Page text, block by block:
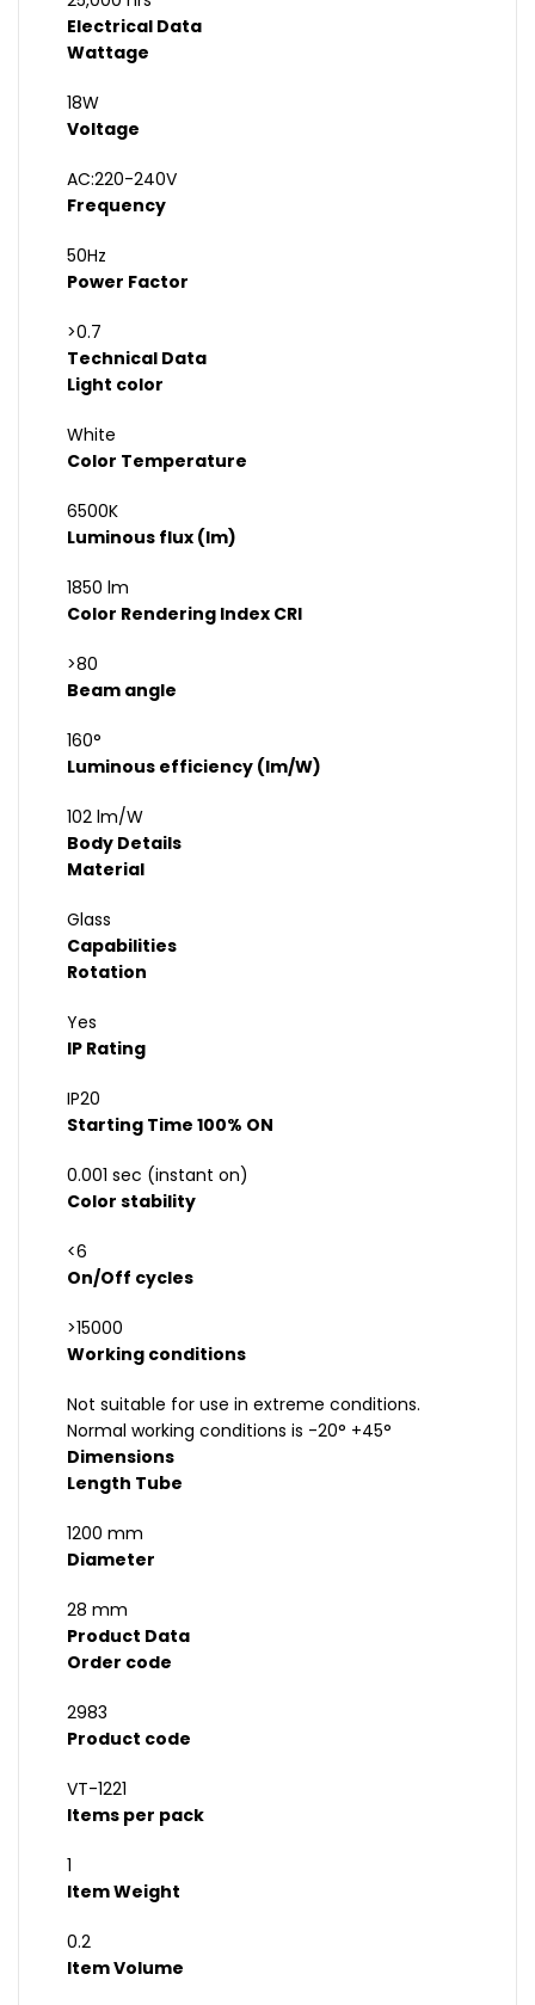
Electrical Data
Wattage
18W
Voltage
AC:220-240V
Frequency
50Hz
Power Factor
>0.7
Technical Data
Light color
White
Color Temperature
6500K
Luminous flux (lm)
1850 lm
Color Rendering Index CRI
>80
Beam angle
160°
Luminous efficiency (lm/W)
102 lm/W
Body Details
Material
Glass
Capabilities
Rotation
Yes
IP Rating
IP20
Starting Time 100% ON
0.001 sec (instant on)
Color stability
<6
On/Off cycles
>15000
Working conditions
Not suitable for use in extreme conditions.
Normal working conditions is -20° +45°
Dimensions
Length Tube
1200 mm
Diameter
28 mm
Product Data
Order code
2983
Product code
VT-1221
Items per pack
1
Item Weight
0.2
Item Volume